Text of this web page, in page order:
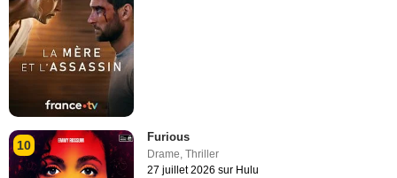
10
Furious
Drame,Thriller
27 juillet 2026 sur Hulu